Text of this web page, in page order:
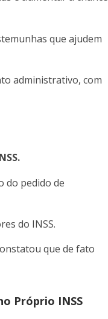
que ajudem
administrativo, com
do pedido de
do INSS.
que de fato
Próprio INSS